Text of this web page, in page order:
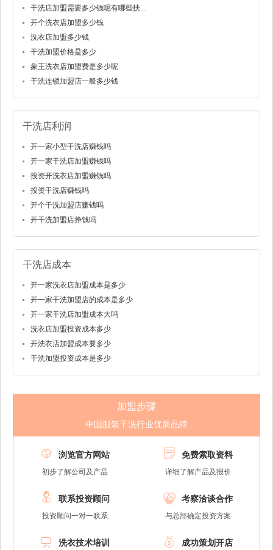
干洗店加盟需要多少钱呢有哪些扶...
开个洗衣店加盟多少钱
洗衣店加盟多少钱
干洗加盟价格是多少
象王洗衣店加盟费是多少呢
干洗连锁加盟店一般多少钱
干洗店利润
开一家小型干洗店赚钱吗
开一家干洗店加盟赚钱吗
投资开洗衣店加盟赚钱吗
投资干洗店赚钱吗
开个干洗加盟店赚钱吗
开干洗加盟店挣钱吗
干洗店成本
开一家洗衣店加盟成本是多少
开一家干洗加盟店的成本是多少
开一家干洗店加盟成本大吗
洗衣店加盟投资成本多少
开洗衣店加盟成本要多少
干洗加盟投资成本是多少
加盟步骤
中国服装干洗行业优质品牌
 浏览官方网站
初步了解公司及产品
 免费索取资料
详细了解产品及报价
 联系投资顾问
投资顾问一对一联系
 考察洽谈合作
与总部确定投资方案
 洗衣技术培训  成功策划开店